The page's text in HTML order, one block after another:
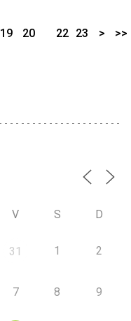
19
20
22 23 > >>
V S D
31 1 2
7 8 9